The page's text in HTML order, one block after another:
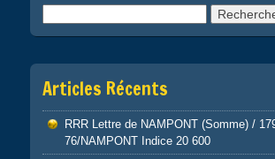
Articles Récents
RRR Lettre de NAMPONT (Somme) /
76/NAMPONT Indice 20 600